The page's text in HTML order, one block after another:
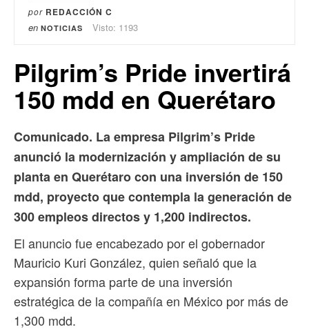
por REDACCIÓN C
en NOTICIAS Visto: 1193
Pilgrim’s Pride invertirá
150 mdd en Querétaro
Comunicado. La empresa Pilgrim’s Pride
anunció la modernización y ampliación de su
planta en Querétaro con una inversión de 150
mdd, proyecto que contempla la generación de
300 empleos directos y 1,200 indirectos.
El anuncio fue encabezado por el gobernador
Mauricio Kuri González, quien señaló que la
expansión forma parte de una inversión
estratégica de la compañía en México por más de
1,300 mdd.